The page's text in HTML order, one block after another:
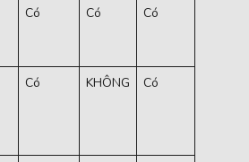
Có Có Có
Có KHÔNG Có